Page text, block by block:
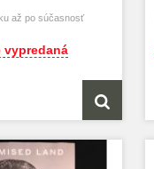
až po súčasnosť
vypredaná